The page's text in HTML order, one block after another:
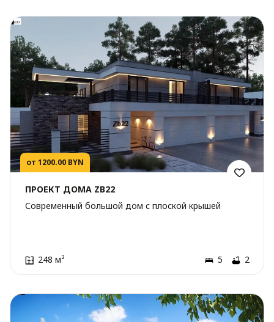
от 1200.00 BYN
ПРОЕКТ ДОМА ZB22
Современный большой дом с плоской крышей
248 м² 5 2